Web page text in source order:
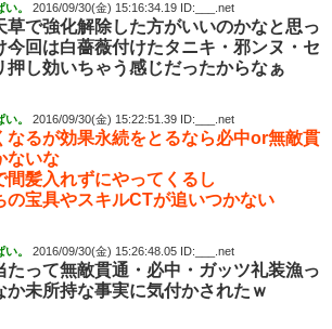
。 2016/09/30(金) 15:16:34.19 ID:___.net
草で強化解除した方がいいのかなと思っ
今回は白薔薇付けたタニキ・邪ンヌ・セ
押し効いちゃう感じだったからなぁ
。 2016/09/30(金) 15:22:51.39 ID:___.net
なるが効果永続をとるなら必中or無敵貫
ないな
間髪入れずにやってくるし
の宝具やスキルCTが追いつかない
。 2016/09/30(金) 15:26:48.05 ID:___.net
たって無敵貫通・必中・ガッツ礼装漁っ
か未所持な事実に気付かされたｗ